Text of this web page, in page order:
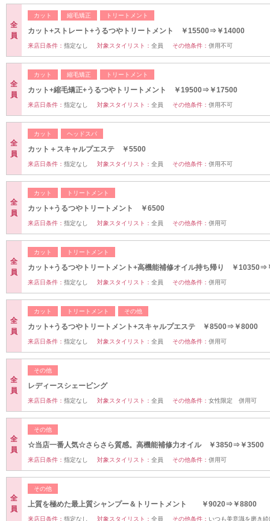
全
員
カット 縮毛矯正 トリートメント
カット+ストレート+うるつやトリートメント ￥15500⇒￥14000
来店日条件： 指定なし 対象スタイリスト： 全員 その他条件： 併用不可
全
員
カット 縮毛矯正 トリートメント
カット+縮毛矯正+うるつやトリートメント ￥19500⇒￥17500
来店日条件： 指定なし 対象スタイリスト： 全員 その他条件： 併用不可
全
員
カット ヘッドスパ
カット＋スキャルプエステ ￥5500
来店日条件： 指定なし 対象スタイリスト： 全員 その他条件： 併用不可
全
員
カット トリートメント
カット+うるつやトリートメント ￥6500
来店日条件： 指定なし 対象スタイリスト： 全員 その他条件： 併用可
全
員
カット トリートメント
カット+うるつやトリートメント+高機能補修オイル持ち帰り ￥10350⇒
来店日条件： 指定なし 対象スタイリスト： 全員 その他条件： 併用可
全
員
カット トリートメント その他
カット+うるつやトリートメント+スキャルプエステ ￥8500⇒￥8000
来店日条件： 指定なし 対象スタイリスト： 全員 その他条件： 併用可
全
員
その他
レディースシェービング
来店日条件： 指定なし 対象スタイリスト： 全員 その他条件： 女性限定 併用可
全
員
その他
☆当店一番人気☆さらさら質感。高機能補修力オイル ￥3850⇒￥3500
来店日条件： 指定なし 対象スタイリスト： 全員 その他条件： 併用可
全
員
その他
上質を極めた最上質シャンプー＆トリートメント ￥9020⇒￥8800
来店日条件： 指定なし 対象スタイリスト： 全員 その他条件： いつも美意識を磨き